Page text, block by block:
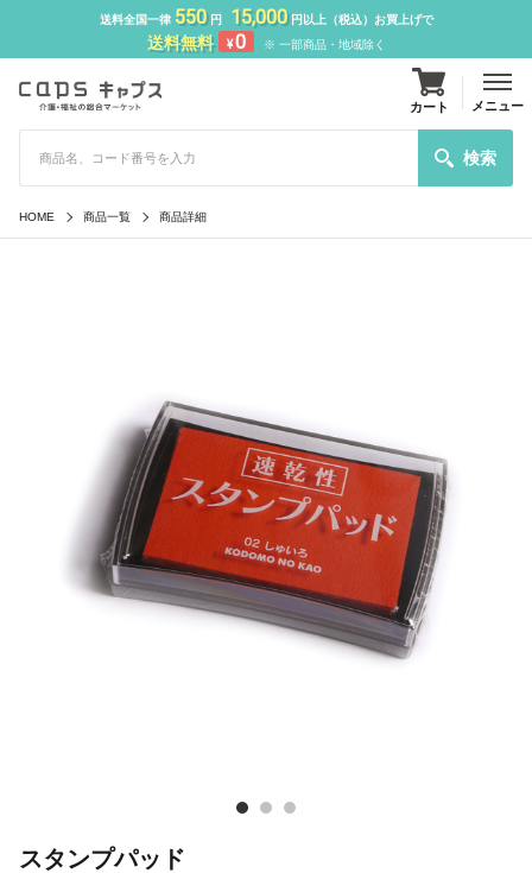
送料全国一律 550円 15,000円以上（税込）お買上げで
送料無料 ¥0 ※ 一部商品・地域除く
検索
カート メニュー
HOME 商品一覧 商品詳細
スタンプパッド